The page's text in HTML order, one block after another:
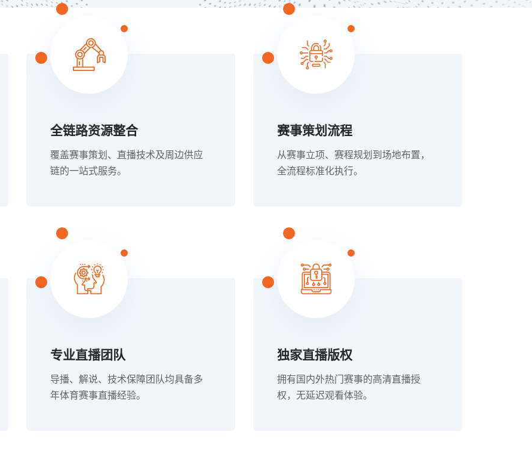
全链路资源整合
覆盖赛事策划、直播技术及周边供应
链的一站式服务。
赛事策划流程
从赛事立项、赛程规划到场地布置，
全流程标准化执行。
专业直播团队
导播、解说、技术保障团队均具备多
年体育赛事直播经验。
独家直播版权
拥有国内外热门赛事的高清直播授
权，无延迟观看体验。